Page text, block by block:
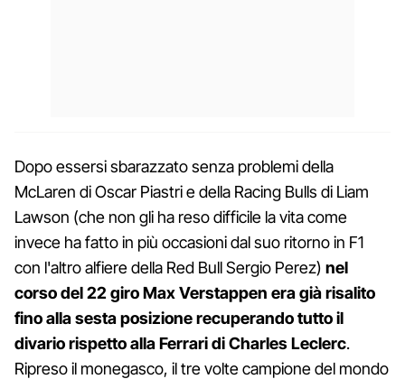
Dopo essersi sbarazzato senza problemi della
McLaren di Oscar Piastri e della Racing Bulls di Liam
Lawson (che non gli ha reso difficile la vita come
invece ha fatto in più occasioni dal suo ritorno in F1
con l'altro alfiere della Red Bull Sergio Perez) nel
corso del 22 giro Max Verstappen era già risalito
fino alla sesta posizione recuperando tutto il
divario rispetto alla Ferrari di Charles Leclerc.
Ripreso il monegasco, il tre volte campione del mondo